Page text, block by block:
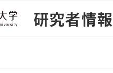
研究者情報